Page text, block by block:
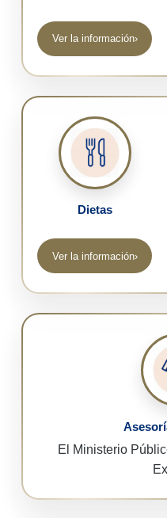
Ver la información›
Dietas
Ver la información›
(abre en una
El Ministerio